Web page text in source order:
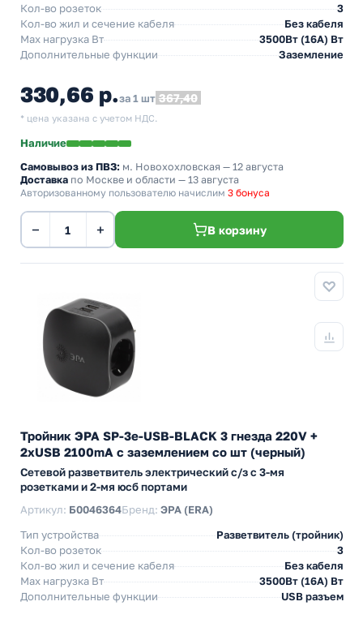
Кол-во розеток
3
Кол-во жил и сечение кабеля
Без кабеля
Max нагрузка Вт
3500Вт (16А) Вт
Дополнительные функции
Заземление
330,66 р.за 1 шт 367,40
* цена указана с учетом НДС.
Наличие
Самовывоз из ПВЗ: м. Новохохловская — 12 августа
Доставка по Москве и области — 13 августа
Авторизованному пользователю начислим 3 бонуса
− + В корзину
Тройник ЭРА SP-3e-USB-BLACK 3 гнезда 220V +
2xUSB 2100mA c заземлением со шт (черный)
Сетевой разветвитель электрический с/з с 3-мя
розетками и 2-мя юсб портами
Артикул: Б0046364Бренд: ЭРА (ERA)
Тип устройства
Разветвитель (тройник)
Кол-во розеток
3
Кол-во жил и сечение кабеля
Без кабеля
Max нагрузка Вт
3500Вт (16А) Вт
Дополнительные функции
USB разъем